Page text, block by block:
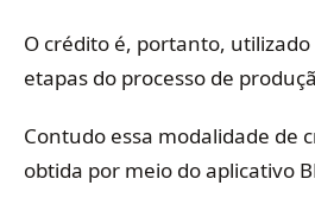
O crédito é, portanto,
etapas do processo de
Contudo essa modalidade de
obtida por meio do aplicativo